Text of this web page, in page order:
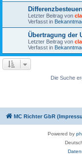
Letzter Beitrag von
Verfasst in
Übertragung der
Letzter Beitrag von
Verfasst in
Die Suche
MC Richter GbR
Powered by